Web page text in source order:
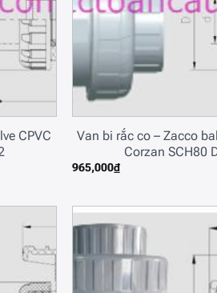
CPVC
Van bi rắc co – Zacco
Corzan SCH80
965,000₫